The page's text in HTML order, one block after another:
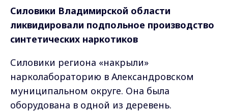
Силовики Владимирской области
ликвидировали подпольное производство
синтетических наркотиков
Силовики региона «накрыли»
нарколабораторию в Александровском
муниципальном округе. Она была
оборудована в одной из деревень.